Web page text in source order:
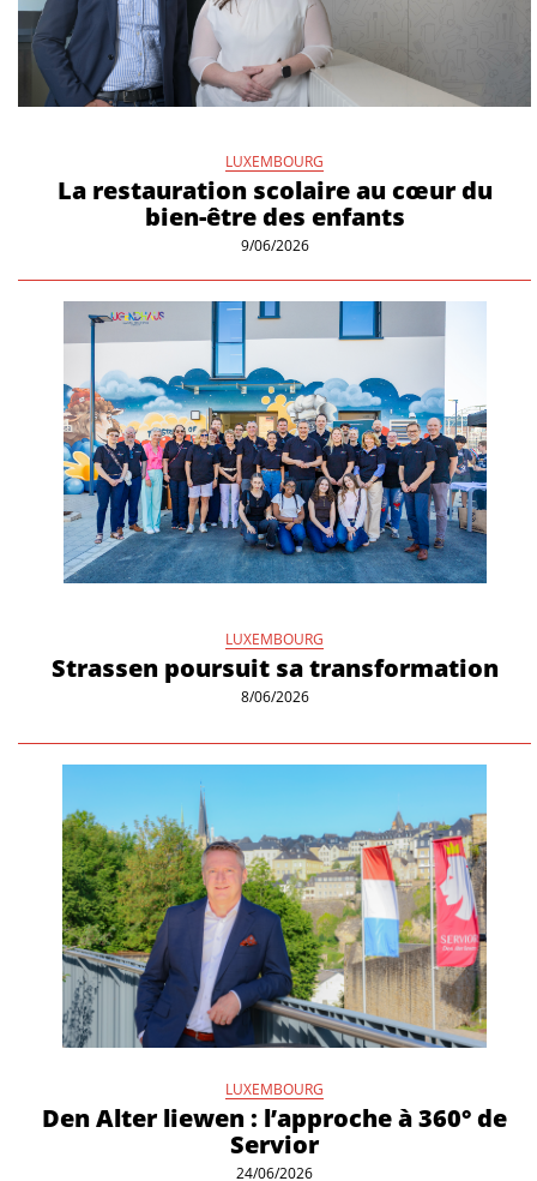
LUXEMBOURG
La restauration scolaire au cœur du
bien-être des enfants
9/06/2026
LUXEMBOURG
Strassen poursuit sa transformation
8/06/2026
LUXEMBOURG
Den Alter liewen : l’approche à 360° de
Servior
24/06/2026